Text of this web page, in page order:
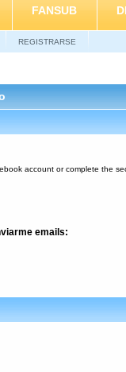
FANSUB
REGISTRARSE
account or complete the
emails: